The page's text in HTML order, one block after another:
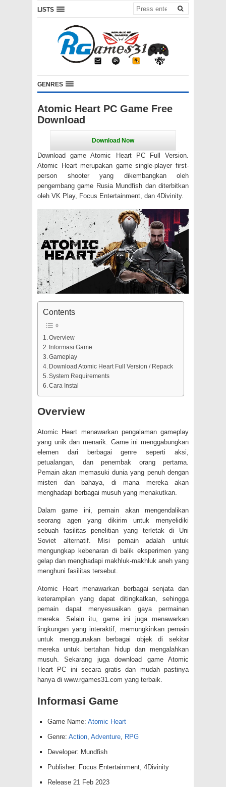
LISTS
GENRES
Atomic Heart PC Game Free
Download
Download game Atomic Heart PC Full Version.
Atomic Heart merupakan game single-player first-
person shooter yang dikembangkan oleh
pengembang game Rusia Mundfish dan diterbitkan
oleh VK Play, Focus Entertainment, dan 4Divinity.
Contents
Overview
Informasi Game
Gameplay
Download Atomic Heart Full Version / Repack
System Requirements
Cara Instal
Overview
Atomic Heart menawarkan pengalaman gameplay
yang unik dan menarik. Game ini menggabungkan
elemen dari berbagai genre seperti aksi,
petualangan, dan penembak orang pertama.
Pemain akan memasuki dunia yang penuh dengan
misteri dan bahaya, di mana mereka akan
menghadapi berbagai musuh yang menakutkan.
Dalam game ini, pemain akan mengendalikan
seorang agen yang dikirim untuk menyelidiki
sebuah fasilitas penelitian yang terletak di Uni
Soviet alternatif. Misi pemain adalah untuk
mengungkap kebenaran di balik eksperimen yang
gelap dan menghadapi makhluk-makhluk aneh yang
menghuni fasilitas tersebut.
Atomic Heart menawarkan berbagai senjata dan
keterampilan yang dapat ditingkatkan, sehingga
pemain dapat menyesuaikan gaya permainan
mereka. Selain itu, game ini juga menawarkan
lingkungan yang interaktif, memungkinkan pemain
untuk menggunakan berbagai objek di sekitar
mereka untuk bertahan hidup dan mengalahkan
musuh. Sekarang juga download game Atomic
Heart PC ini secara gratis dan mudah pastinya
hanya di www.rgames31.com yang terbaik.
Informasi Game
Game Name: Atomic Heart
Genre: Action, Adventure, RPG
Developer: Mundfish
Publisher: Focus Entertainment, 4Divinity
Release 21 Feb 2023